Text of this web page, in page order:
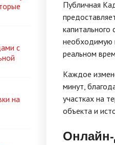
Публичная
необходимую
реальном
Каждое
минут,
участках на
объекта и
с
на